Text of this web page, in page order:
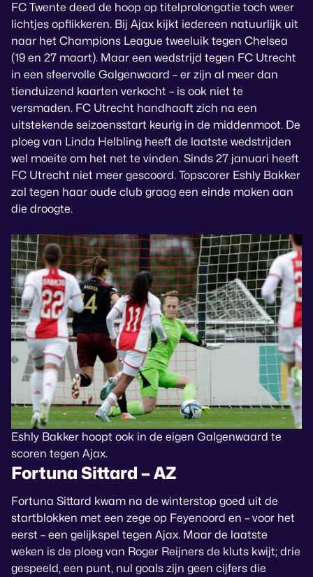
FC Twente deed de hoop op titelprolongatie toch weer
lichtjes opflikkeren. Bij Ajax kijkt iedereen natuurlijk uit
naar het Champions League tweeluik tegen Chelsea
(19 en 27 maart). Maar een wedstrijd tegen FC Utrecht
in een sfeervolle Galgenwaard – er zijn al meer dan
tienduizend kaarten verkocht – is ook niet te
versmaden. FC Utrecht handhaaft zich na een
uitstekende seizoensstart keurig in de middenmoot. De
ploeg van Linda Helbling heeft de laatste wedstrijden
wel moeite om het net te vinden. Sinds 27 januari heeft
FC Utrecht niet meer gescoord. Topscorer Eshly Bakker
zal tegen haar oude club graag een einde maken aan
die droogte.
Eshly Bakker hoopt ook in de eigen Galgenwaard te
scoren tegen Ajax.
Fortuna Sittard – AZ
Fortuna Sittard kwam na de winterstop goed uit de
startblokken met een zege op Feyenoord en – voor het
eerst – een gelijkspel tegen Ajax. Maar de laatste
weken is de ploeg van Roger Reijners de kluts kwijt; drie
gespeeld, een punt, nul goals zijn geen cijfers die